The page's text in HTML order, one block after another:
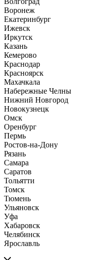
Воронеж
Екатеринбург
Ижевск
Иркутск
Казань
Кемерово
Краснодар
Красноярск
Махачкала
Набережные Челны
Нижний Новгород
Новокузнецк
Омск
Оренбург
Пермь
Ростов-на-Дону
Рязань
Самара
Саратов
Тольятти
Томск
Тюмень
Ульяновск
Уфа
Хабаровск
Челябинск
Ярославль